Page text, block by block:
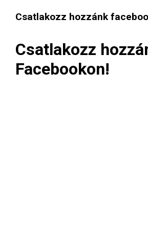
Csatlakozz hozzánk
Csatlakozz
Facebookon!